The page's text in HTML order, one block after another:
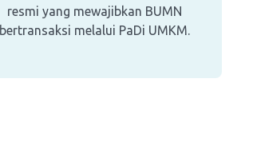
resmi yang mewajibkan BUMN
bertransaksi melalui PaDi UMKM.